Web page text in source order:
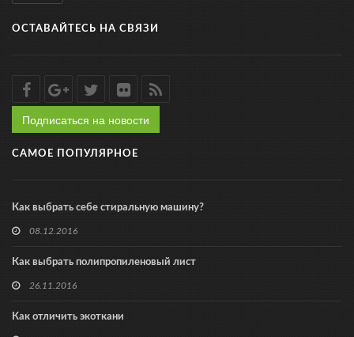
ОСТАВАЙТЕСЬ НА СВЯЗИ
Подписаться на новости
САМОЕ ПОПУЛЯРНОЕ
Как выбрать себе стиральную машину?
08.12.2016
Как выбрать полипропиленовый лист
26.11.2016
Как отличить экоткани